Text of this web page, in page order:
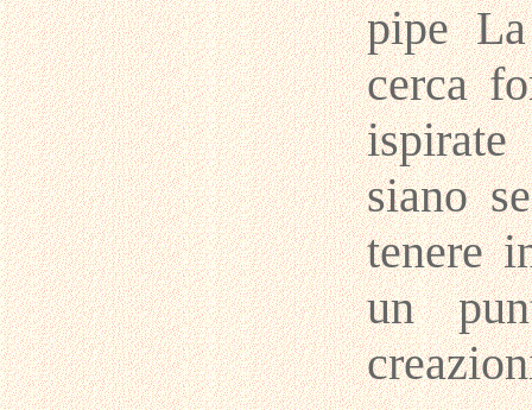
pipe
cerca
ispirate
siano
tenere
un